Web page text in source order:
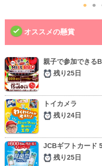
● ●
オススメの懸賞
親子で参加できる
残り25日
トイカメラ
残り24日
JCBギフトカード
残り25日